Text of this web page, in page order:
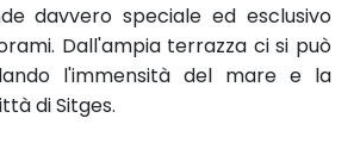
davvero speciale ed esclusivo
Dall'ampia terrazza ci si può
l'immensità del mare e la
di Sitges.